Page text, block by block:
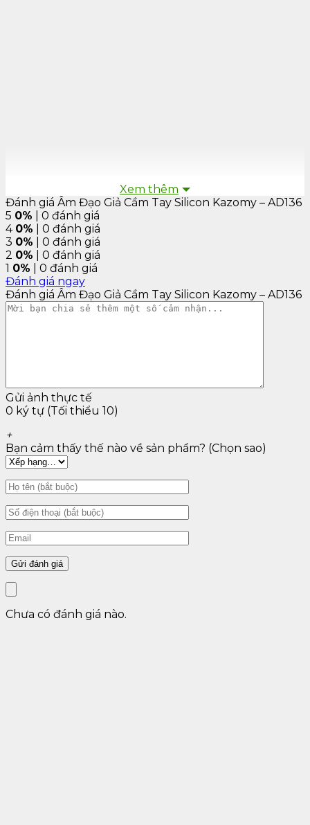
mang tới những hưng phấn mới lạ khi thủ dâm
Xem thêm
Đánh giá Âm Đạo Giả Cầm Tay Silicon Kazomy – AD136
5 0% | 0 đánh giá
4 0% | 0 đánh giá
3 0% | 0 đánh giá
2 0% | 0 đánh giá
1 0% | 0 đánh giá
Đánh giá ngay
Đánh giá Âm Đạo Giả Cầm Tay Silicon Kazomy – AD136
Gửi ảnh thực tế
0 ký tự (Tối thiểu 10)
+
Bạn cảm thấy thế nào về sản phẩm? (Chọn sao)
Chưa có đánh giá nào.